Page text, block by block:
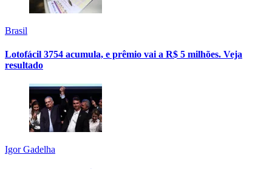
Brasil
Lotofácil 3754 acumula, e prêmio vai a R$ 5 milhões. Veja
resultado
Igor Gadelha